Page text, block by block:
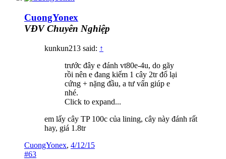
CuongYonex
VĐV Chuyên Nghiệp
kunkun213 said: ↑
trước đây e đánh vt80e-4u, do gãy
rồi nên e đang kiếm 1 cây 2tr đổ lại
cứng + nặng đầu, a tư vấn giúp e
nhé.
Click to expand...
em lấy cây TP 100c của lining, cây này đánh rất
hay, giá 1.8tr
CuongYonex, 4/12/15
#63